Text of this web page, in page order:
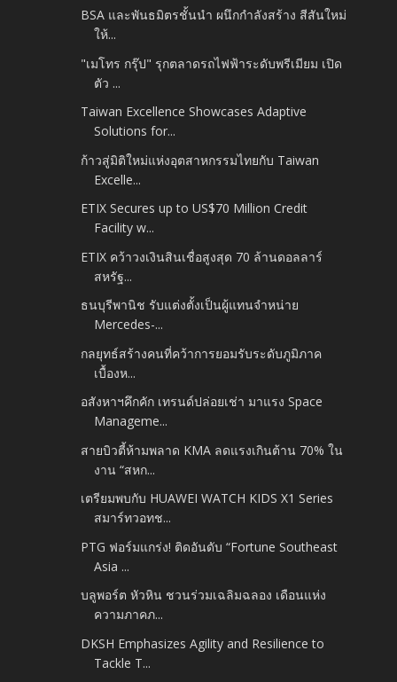
BSA และพันธมิตรชั้นนำ ผนึกกำลังสร้าง สีสันใหม่
ให้...
"เมโทร กรุ๊ป" รุกตลาดรถไฟฟ้าระดับพรีเมียม เปิด
ตัว ...
Taiwan Excellence Showcases Adaptive
Solutions for...
ก้าวสู่มิติใหม่แห่งอุตสาหกรรมไทยกับ Taiwan
Excelle...
ETIX Secures up to US$70 Million Credit
Facility w...
ETIX คว้าวงเงินสินเชื่อสูงสุด 70 ล้านดอลลาร์
สหรัฐ...
ธนบุรีพานิช รับแต่งตั้งเป็นผู้แทนจำหน่าย
Mercedes-...
กลยุทธ์สร้างคนที่คว้าการยอมรับระดับภูมิภาค
เบื้องห...
อสังหาฯคึกคัก เทรนด์ปล่อยเช่า มาแรง Space
Manageme...
สายบิวตี้ห้ามพลาด KMA ลดแรงเกินต้าน 70% ใน
งาน “สหก...
เตรียมพบกับ HUAWEI WATCH KIDS X1 Series
สมาร์ทวอทช...
PTG ฟอร์มแกร่ง! ติดอันดับ “Fortune Southeast
Asia ...
บลูพอร์ต หัวหิน ชวนร่วมเฉลิมฉลอง เดือนแห่ง
ความภาคภ...
DKSH Emphasizes Agility and Resilience to
Tackle T...